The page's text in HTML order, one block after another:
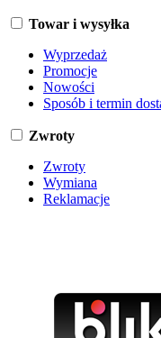
Towar i wysyłka
Wyprzedaż
Promocje
Nowości
Sposób i termin
Zwroty
Zwroty
Wymiana
Reklamacje